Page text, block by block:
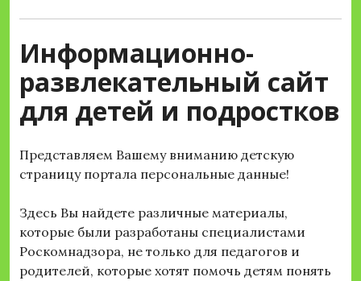
Информационно-
развлекательный сайт
для детей и подростков
Представляем Вашему вниманию детскую
страницу портала персональные данные!
Здесь Вы найдете различные материалы,
которые были разработаны специалистами
Роскомнадзора, не только для педагогов и
родителей, которые хотят помочь детям понять